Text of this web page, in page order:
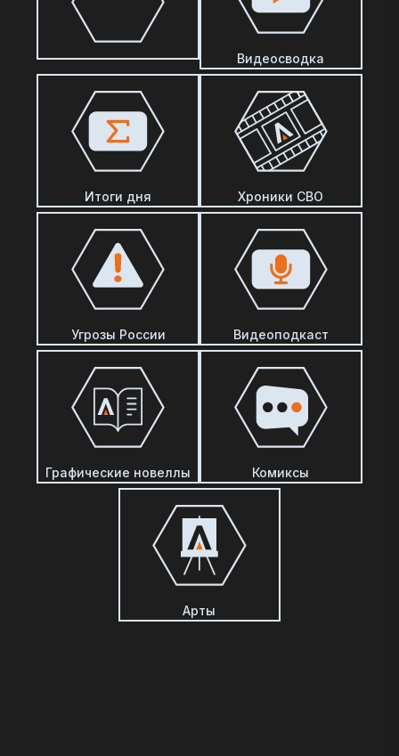
Видеосводка
Итоги дня Хроники СВО
Угрозы России Видеоподкаст
Графические новеллы Комиксы
Арты